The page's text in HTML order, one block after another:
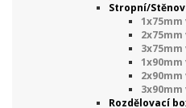
Stropní/
1x75mm
2x75mm
3x75mm
1x90mm
2x90mm
3x90mm
Rozdělovací